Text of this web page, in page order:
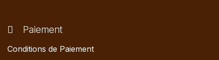
Paiement
Conditions de Paiement